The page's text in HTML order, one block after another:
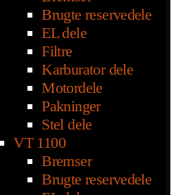
Brugte reservedele
EL dele
Filtre
Karburator dele
Motordele
Pakninger
Stel dele
VT 1100
Bremser
Brugte reservedele